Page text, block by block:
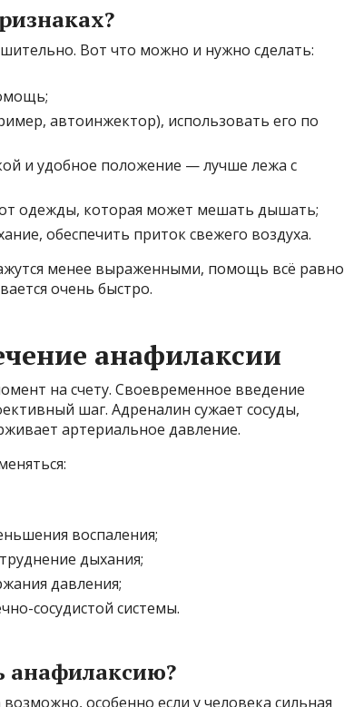
Вот что можно и нужно сделать:
автоинжектор), использовать его по
и удобное положение — лучше лежа с
одежды, которая может мешать дышать;
обеспечить приток свежего воздуха.
менее выраженными, помощь всё равно
очень быстро.
анафилаксии
на счету. Своевременное введение
шаг. Адреналин сужает сосуды,
артериальное давление.
воспаления;
дыхания;
давления;
сосудистой системы.
анафилаксию?
особенно если у человека сильная